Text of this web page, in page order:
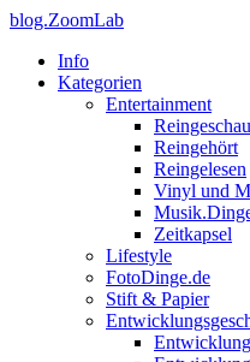
blog.ZoomLab
Info
Kategorien
Entertainment
Reingehört
Reingelesen
Vinyl und
Zeitkapsel
Lifestyle
FotoDinge.de
Stift & Papier